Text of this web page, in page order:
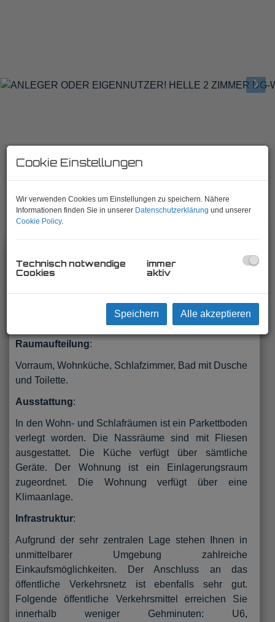
2 ZIMMER DG-WOHNUNG VIS-A-VIS U6
BURGGASSE/STADTHALLE!
1070 Wien,Neubau, Neubaugürtel
Zum Verkauft gelangt eine ca. 51 m² große 2 Zimmer
Dachgeschosswohnung (5. Liftstock) am
Neubaugürtel im 7. Wiener Gemeindebezirk. Die
Wohnung ist straßenseitig ausgerichtet.
Raumaufteilung:
Vorraum, Wohnküche, Schlafzimmer, Bad mit Dusche
und Toilette.
Ausstattung:
In den Wohn- und Schlafräumen ist ein Parkettboden
verlegt worden. Die Nassräume sind mit Fliesen
ausgestattet. Die Küche verfügt über sämtliche
Geräte. Der Wohnung ist ein Einlagerungsraum
zugeordnet. Die Wohnung verfügt über eine
Klimaanlage.
Infrastruktur:
Aufgrund der sehr zentralen Lage stehen Ihnen in
unmittelbarer Umgebung zahlreiche
Einkaufsmöglichkeiten. Der Anschluss an das
öffentliche Verkehrsnetz ist ebenfalls sehr gut.
Folgende öffentliche Verkehrsmittel erreichen Sie
innerhalb weniger Gehminuten: U6,
Cookie Einstellungen
Wir verwenden Cookies um Einstellungen zu speichern. Nähere
Informationen finden Sie in unserer Datenschutzerklärung und unserer
Cookie Policy.
Technisch notwendige
Cookies
immer
aktiv
Speichern Alle akzeptieren